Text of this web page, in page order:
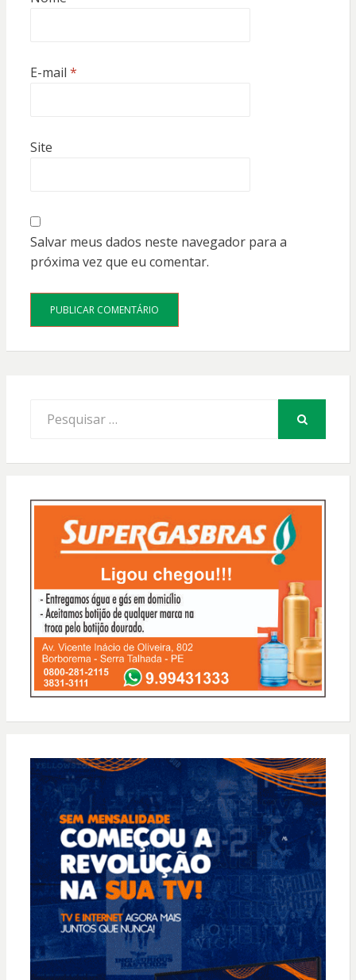
E-mail *
Site
Salvar meus dados neste navegador para a
próxima vez que eu comentar.
por: